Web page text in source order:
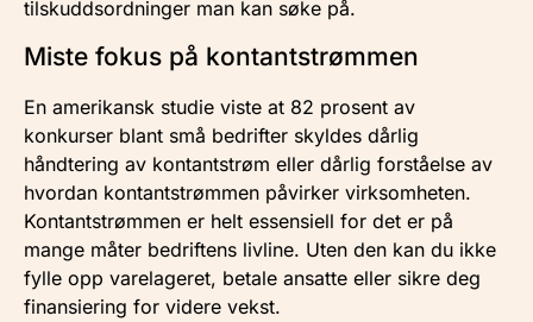
tilskuddsordninger man kan søke på.
Miste fokus på kontantstrømmen
En amerikansk studie viste at 82 prosent av
konkurser blant små bedrifter skyldes dårlig
håndtering av kontantstrøm eller dårlig forståelse av
hvordan kontantstrømmen påvirker virksomheten.
Kontantstrømmen er helt essensiell for det er på
mange måter bedriftens livline. Uten den kan du ikke
fylle opp varelageret, betale ansatte eller sikre deg
finansiering for videre vekst.